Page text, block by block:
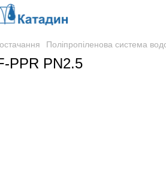
Поліпропіленова система
PPR PN2.5